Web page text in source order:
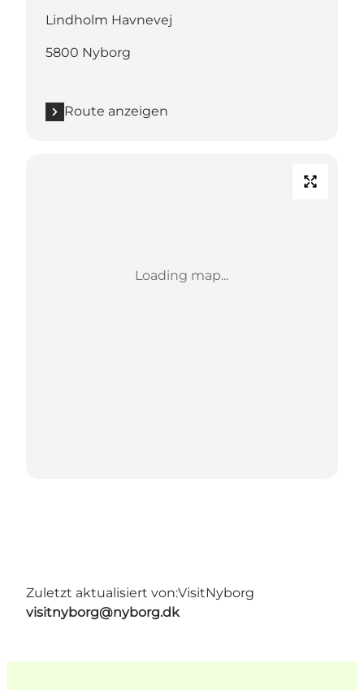
Lindholm Havnevej
5800 Nyborg
Route anzeigen
Loading map...
Zuletzt aktualisiert von:VisitNyborg
visitnyborg@nyborg.dk